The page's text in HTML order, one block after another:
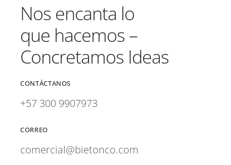
Nos encanta lo
que hacemos –
Concretamos Ideas
CONTÁCTANOS
+57 300 9907973
CORREO
comercial@bietonco.com